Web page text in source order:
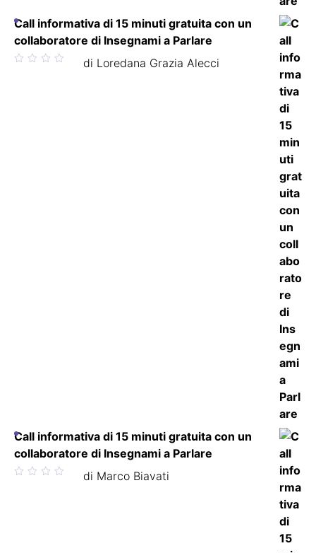
Call informativa di 15 minuti gratuita con un
collaboratore di Insegnami a Parlare
Valutato di Loredana Grazia Alecci
Call informativa di 15 minuti gratuita con un
collaboratore di Insegnami a Parlare
Valutato di Marco Biavati